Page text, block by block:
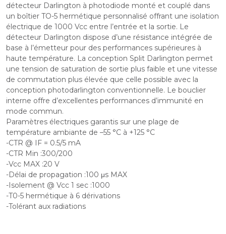
détecteur Darlington à photodiode monté et couplé dans
un boîtier TO-5 hermétique personnalisé offrant une isolation
électrique de 1000 Vcc entre l’entrée et la sortie. Le
détecteur Darlington dispose d’une résistance intégrée de
base à l’émetteur pour des performances supérieures à
haute température. La conception Split Darlington permet
une tension de saturation de sortie plus faible et une vitesse
de commutation plus élevée que celle possible avec la
conception photodarlington conventionnelle. Le bouclier
interne offre d’excellentes performances d’immunité en
mode commun.
Paramètres électriques garantis sur une plage de
température ambiante de –55 °C à +125 °C
-CTR @ IF = 0.5/5 mA
-CTR Min :300/200
-Vcc MAX :20 V
-Délai de propagation :100 μs MAX
-Isolement @ Vcc 1 sec :1000
-T0-5 hermétique à 6 dérivations
-Tolérant aux radiations